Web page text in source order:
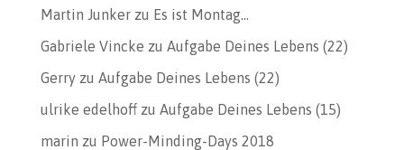
Martin Junkerzu Es ist Montag…
Gabriele Vincke zu Aufgabe Deines Lebens (22)
Gerryzu Aufgabe Deines Lebens (22)
ulrike edelhoffzu Aufgabe Deines Lebens (15)
marin zu Power-Minding-Days 2018